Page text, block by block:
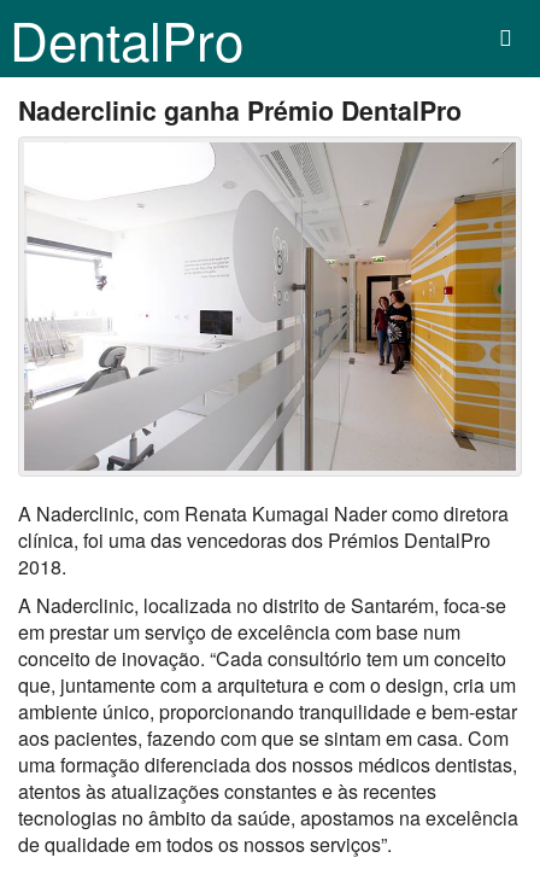
DentalPro
Naderclinic ganha Prémio DentalPro
A Naderclinic, com Renata Kumagai Nader como diretora
clínica, foi uma das vencedoras dos Prémios DentalPro
2018.
A Naderclinic, localizada no distrito de Santarém, foca-se
em prestar um serviço de excelência com base num
conceito de inovação. “Cada consultório tem um conceito
que, juntamente com a arquitetura e com o design, cria um
ambiente único, proporcionando tranquilidade e bem-estar
aos pacientes, fazendo com que se sintam em casa. Com
uma formação diferenciada dos nossos médicos dentistas,
atentos às atualizações constantes e às recentes
tecnologias no âmbito da saúde, apostamos na excelência
de qualidade em todos os nossos serviços”.